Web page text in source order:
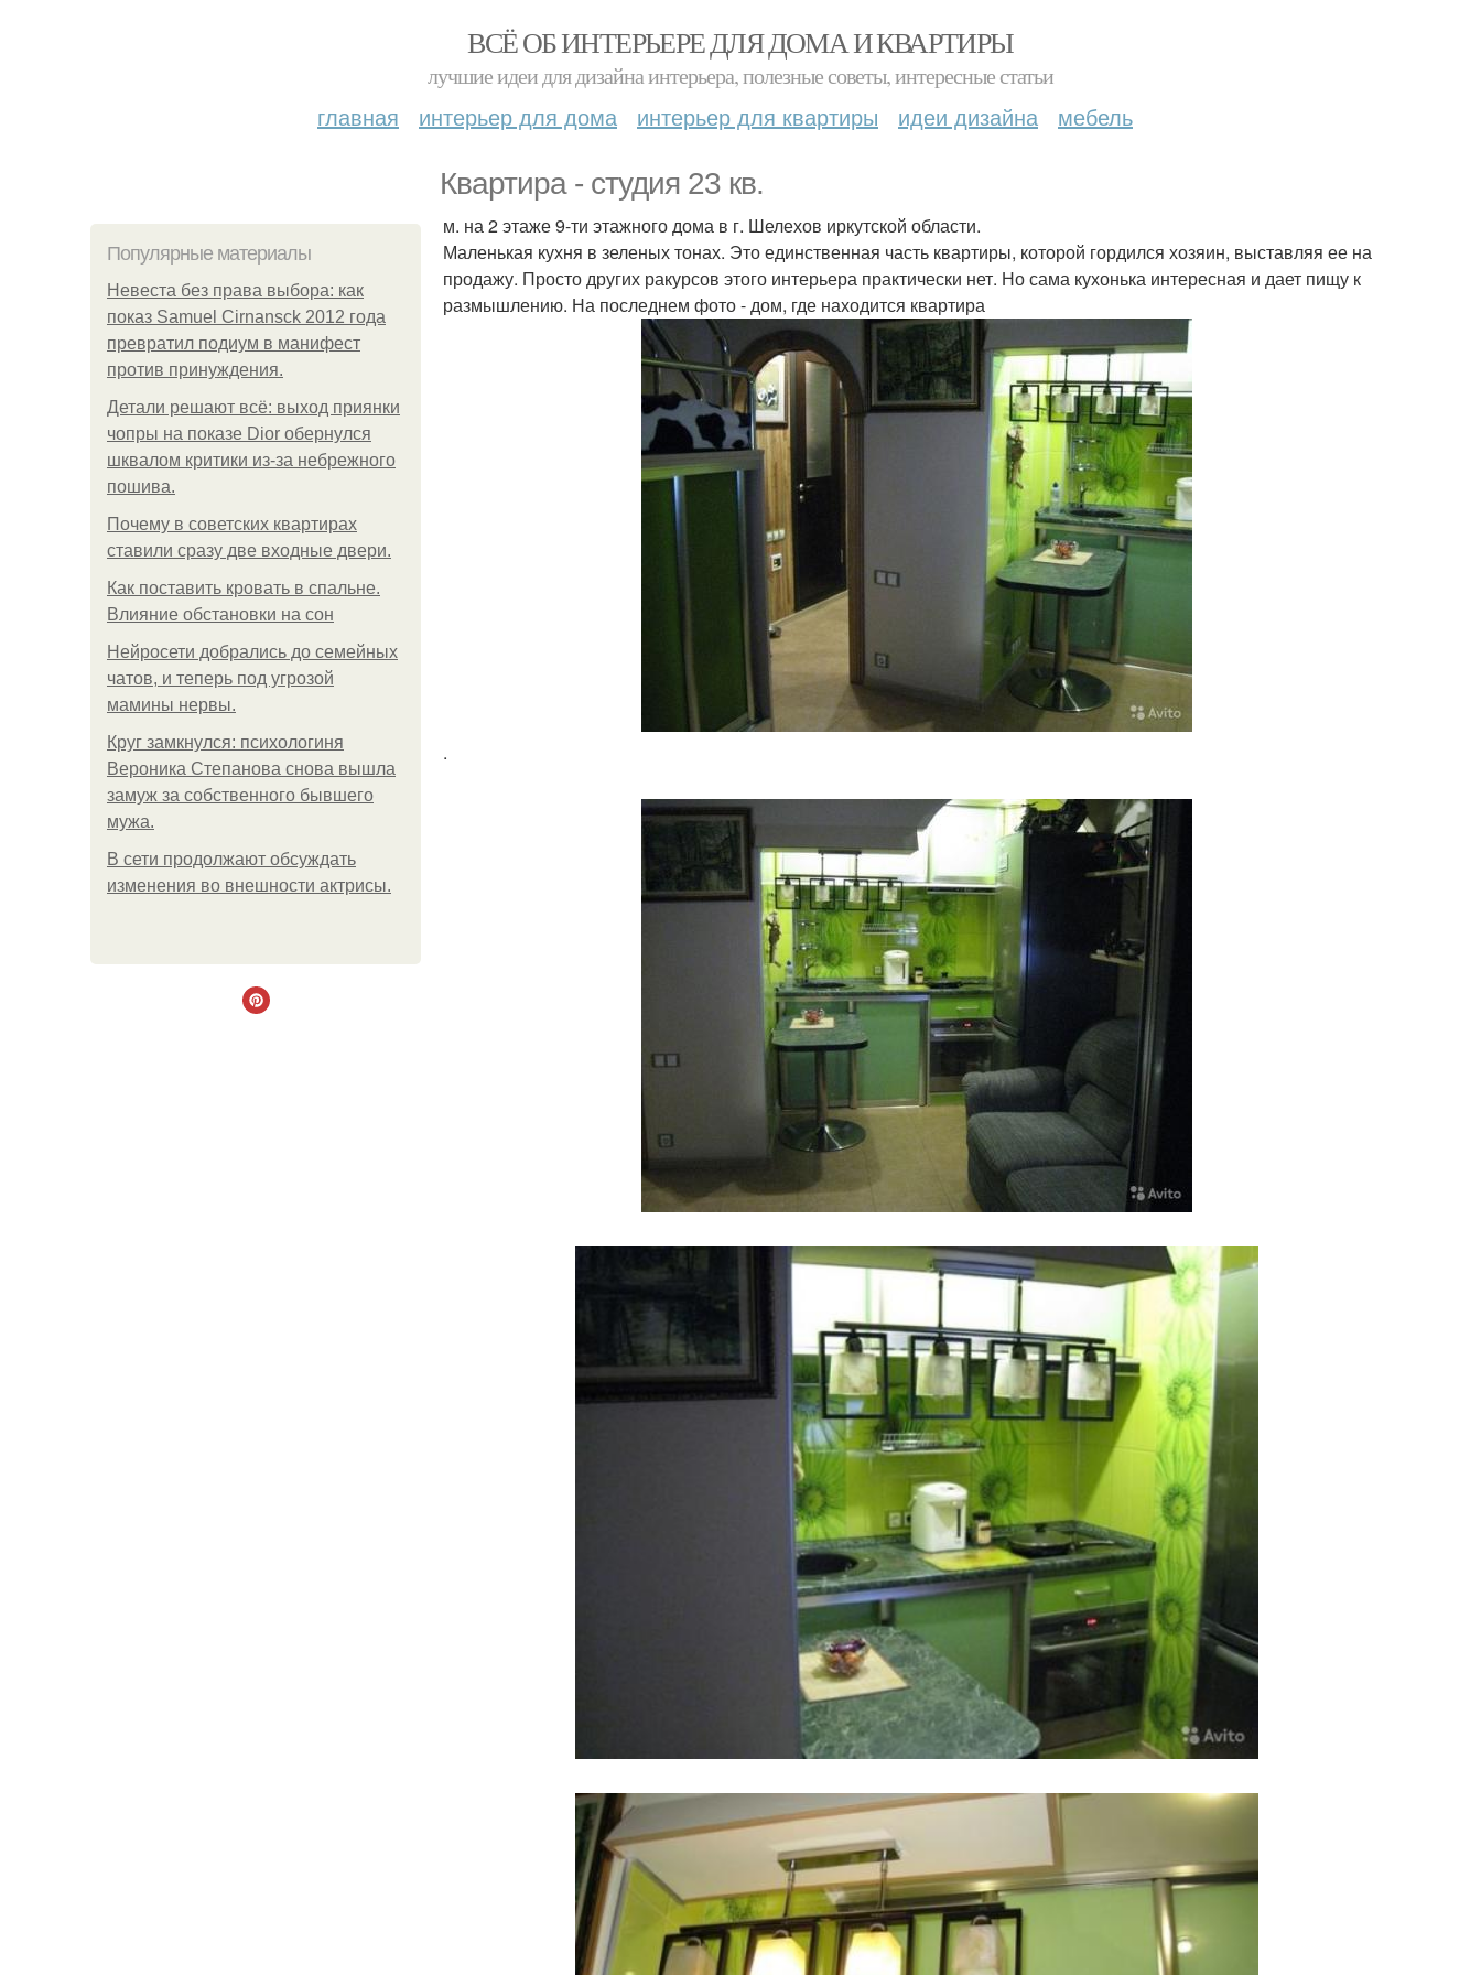
ВСЁ ОБ ИНТЕРЬЕРЕ ДЛЯ ДОМА И КВАРТИРЫ
лучшие идеи для дизайна интерьера, полезные советы, интересные статьи
главная интерьер для дома интерьер для квартиры идеи дизайна мебель
Квартира - студия 23 кв.
Популярные материалы
Невеста без права выбора: как
показ Samuel Cirnansck 2012 года
превратил подиум в манифест
против принуждения.
Детали решают всё: выход приянки
чопры на показе Dior обернулся
шквалом критики из-за небрежного
пошива.
Почему в советских квартирах
ставили сразу две входные двери.
Как поставить кровать в спальне.
Влияние обстановки на сон
Нейросети добрались до семейных
чатов, и теперь под угрозой
мамины нервы.
Круг замкнулся: психологиня
Вероника Степанова снова вышла
замуж за собственного бывшего
мужа.
В сети продолжают обсуждать
изменения во внешности актрисы.
м. на 2 этаже 9-ти этажного дома в г. Шелехов иркутской области.
Маленькая кухня в зеленых тонах. Это единственная часть квартиры, которой гордился хозяин, выставляя ее на
продажу. Просто других ракурсов этого интерьера практически нет. Но сама кухонька интересная и дает пищу к
размышлению. На последнем фото - дом, где находится квартира
.